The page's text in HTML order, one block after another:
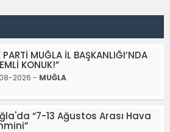
PARTİ MUĞLA İL BAŞKANLIĞI’NDA
KONUK!”
2026 - MUĞLA
“7-13 Ağustos Arası Hava